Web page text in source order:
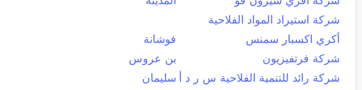
شركة استيراد المواد الفلاحية
أكري اكسبار سمنس
فوشانة
شركة فرتفيزيون
بن عروس
شركة رائد للتنمية الفلاحية س ر د أ
سليمان